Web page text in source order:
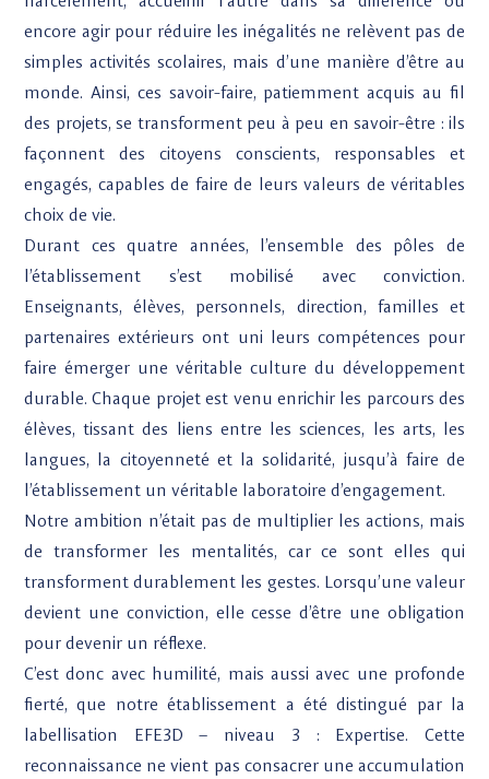
encore agir pour réduire les inégalités ne relèvent pas de
simples activités scolaires, mais d’une manière d’être au
monde. Ainsi, ces savoir-faire, patiemment acquis au fil
des projets, se transforment peu à peu en savoir-être : ils
façonnent des citoyens conscients, responsables et
engagés, capables de faire de leurs valeurs de véritables
choix de vie.
Durant ces quatre années, l’ensemble des pôles de
l’établissement s’est mobilisé avec conviction.
Enseignants, élèves, personnels, direction, familles et
partenaires extérieurs ont uni leurs compétences pour
faire émerger une véritable culture du développement
durable. Chaque projet est venu enrichir les parcours des
élèves, tissant des liens entre les sciences, les arts, les
langues, la citoyenneté et la solidarité, jusqu’à faire de
l’établissement un véritable laboratoire d’engagement.
Notre ambition n’était pas de multiplier les actions, mais
de transformer les mentalités, car ce sont elles qui
transforment durablement les gestes. Lorsqu’une valeur
devient une conviction, elle cesse d’être une obligation
pour devenir un réflexe.
C’est donc avec humilité, mais aussi avec une profonde
fierté, que notre établissement a été distingué par la
labellisation EFE3D – niveau 3 : Expertise. Cette
reconnaissance ne vient pas consacrer une accumulation